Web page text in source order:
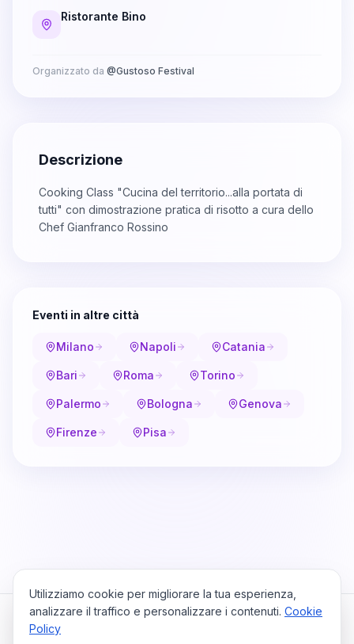
Ristorante Bino
Organizzato da @Gustoso Festival
Descrizione
Cooking Class "Cucina del territorio...alla portata di
tutti" con dimostrazione pratica di risotto a cura dello
Chef Gianfranco Rossino
Eventi in altre città
Milano Napoli Catania
Bari Roma Torino
Palermo Bologna Genova
Firenze Pisa
Utilizziamo cookie per migliorare la tua esperienza,
analizzare il traffico e personalizzare i contenuti. Cookie
Policy